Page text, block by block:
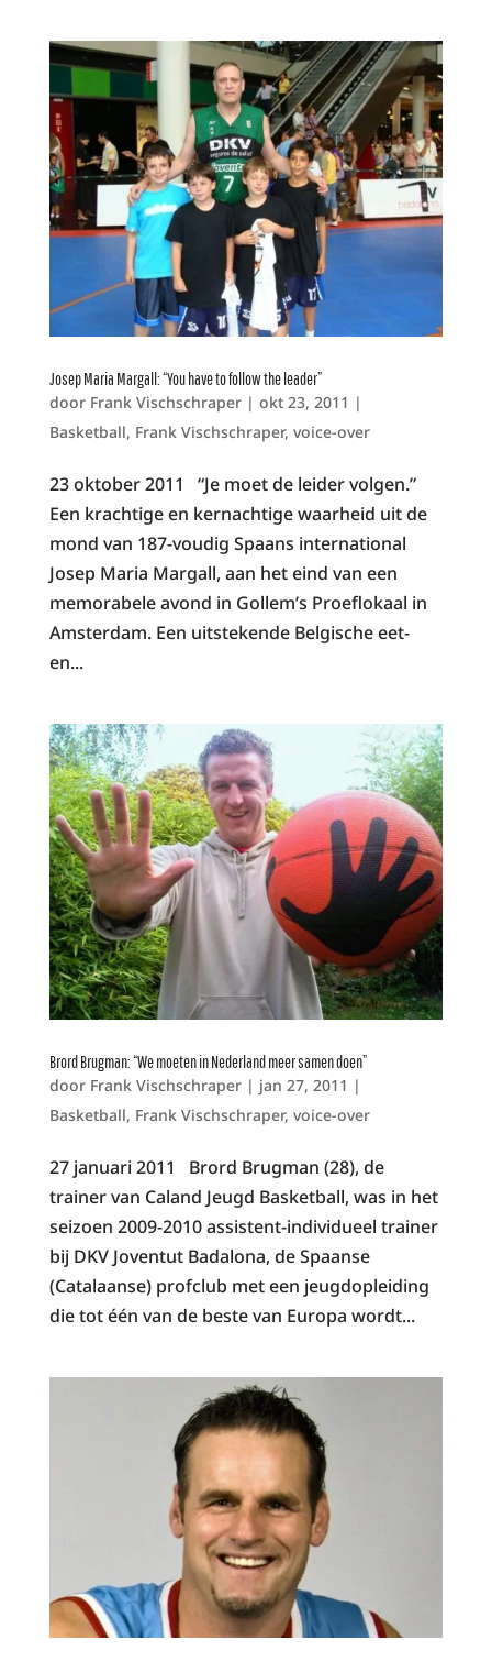
Josep Maria Margall: “You have to follow the leader”
door Frank Vischschraper| okt 23, 2011 |
Basketball, Frank Vischschraper, voice-over
23 oktober 2011 “Je moet de leider volgen.”
Een krachtige en kernachtige waarheid uit de
mond van 187-voudig Spaans international
Josep Maria Margall, aan het eind van een
memorabele avond in Gollem’s Proeflokaal in
Amsterdam. Een uitstekende Belgische eet-
en...
Brord Brugman: “We moeten in Nederland meer samen doen”
door Frank Vischschraper| jan 27, 2011 |
Basketball, Frank Vischschraper, voice-over
27 januari 2011 Brord Brugman (28), de
trainer van Caland Jeugd Basketball, was in het
seizoen 2009-2010 assistent-individueel trainer
bij DKV Joventut Badalona, de Spaanse
(Catalaanse) profclub met een jeugdopleiding
die tot één van de beste van Europa wordt...